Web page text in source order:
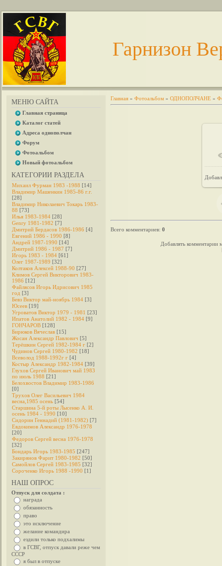
Гарнизон
МЕНЮ САЙТА
Главная страница
Каталог статей
Адреса однополчан
Форум
Фотоальбом
Новый фотоальбом
КАТЕГОРИИ РАЗДЕЛА
Михаил Фурман 1983 -1988 [14]
Владимир Машенкин 1985-86 г.г.
[28]
Владимир Николаевич Токарь 1983-
88 [73]
Илья 1983-1984 [28]
Genry 1981-1982 [7]
Дмитрий Бердасов 1986-1986 [4]
Евгений 1986 - 1990 [8]
Андрей 1987-1990 [14]
Дмитрий 1986 - 1987 [7]
Игорь 1983 - 1984 [61]
Олег 1987-1989 [32]
Колтаков Алексей 1988-90 [27]
Климов Сергей Викторович 1983-
1986 [12]
Файлясов Игорь Идрисович 1985
год [3]
Бевз Виктор май-ноябрь 1984 [3]
Юсеев [19]
Угроватов Виктор 1979 - 1981 [23]
Ипатов Анатолий 1982 - 1984 [9]
ГОНЧАРОВ [128]
Бирюков Вячеслав [15]
Жосан Александр Павлович [5]
Терёшкин Сергей 1982-1984 г [2]
Чудинов Сергей 1980-1982 [18]
Всеволод 1988-1992г г [4]
Костыр Александр 1982-1984 [39]
Глухов Сергей Иванович май 1983
по июль 1988 [21]
Белохвостов Владимир 1983-1986
[0]
Трухов Олег Васильевич 1984
весна,1985 осень [54]
Старшина 5-й роты Лысенко А. И.
осень 1984 - 1990 [10]
Сидорин Геннадий (1981-1982) [7]
Евдокимов Александр 1976-1978
[20]
Федоров Cергей весна 1976-1978
[32]
Бондарь Игорь 1983-1985 [247]
Закирянов Фарит 1980-1982 [50]
Самойлов Сергей 1983-1985 [32]
Сороченко Игорь 1988 -1990 [1]
НАШ ОПРОС
Отпуск для солдата :
награда
обязанность
право
это исключение
желание командира
ездили только подхалимы
в ГСВГ, отпуск давали реже чем
СССР
я был в отпуске
Главная » Фотоальбом » ОДНОПОЛЧАНЕ »
Всего комментариев: 0
Добавлять комментарии